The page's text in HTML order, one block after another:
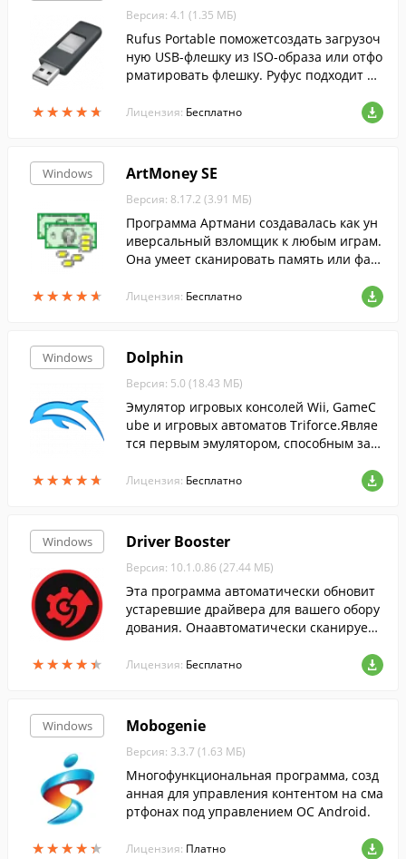
★★★★★
★★★★★
Версия: 4.1 (1.35 МБ)
Rufus Portable поможетсоздать загрузоч
ную USB-флешку из ISO-образа или отфо
рматировать флешку. Руфус подходит дл
ает русский язык.
Лицензия: Бесплатно
Windows
★★★★★
★★★★★
ArtMoney SE
Версия: 8.17.2 (3.91 МБ)
Программа Артмани создавалась как ун
иверсальный взломщик к любым играм.
Она умеет сканировать память или фай
ных значений. Имеется поддержка русс
Лицензия: Бесплатно
Windows
★★★★★
★★★★★
Dolphin
Версия: 5.0 (18.43 МБ)
Эмулятор игровых консолей Wii, GameC
ube и игровых автоматов Triforce.Являе
тся первым эмулятором, способным зап
е для платформ GameCube и Wii....
Лицензия: Бесплатно
Windows
★★★★★
★★★★★
Driver Booster
Версия: 10.1.0.86 (27.44 МБ)
Эта программа автоматически обновит
устаревшие драйвера для вашего обору
дования. Онаавтоматически сканирует
йвера....
Лицензия: Бесплатно
Windows
★★★★★
★★★★★
Mobogenie
Версия: 3.3.7 (1.63 МБ)
Многофункциональная программа, созд
анная для управления контентом на сма
ртфонах под управлением ОС Android.
Лицензия: Платно